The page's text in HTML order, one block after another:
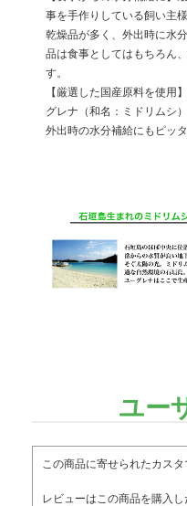
事を手作りしている飼い主
乾燥品が多く、外出時に水
品は食事としてはもちろん
す。
【厳選した国産原料を使用
グレナ（和名：ミドリムシ
外出時の水分補給にもピッタ
ユー
この商品に寄せられたカスタ
レビューはこの商品を購入